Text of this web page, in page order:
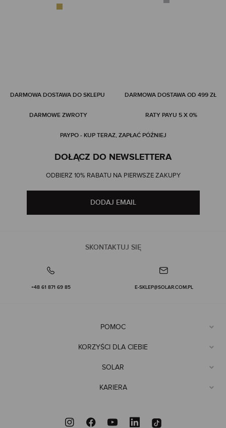
DARMOWA DOSTAWA DO SKLEPU DARMOWA DOSTAWA OD 499 ZŁ
DARMOWE ZWROTY RATY PAYU 5 X 0%
PAYPO - KUP TERAZ, ZAPŁAĆ PÓŹNIEJ
SKONTAKTUJ SIĘ
+48 61 871 69 85 E-SKLEP@SOLAR.COM.PL
DOŁĄCZ DO NEWSLETTERA
ODBIERZ 10% RABATU NA PIERWSZE ZAKUPY
DODAJ EMAIL
POMOC
KORZYŚCI DLA CIEBIE
SOLAR
KARIERA